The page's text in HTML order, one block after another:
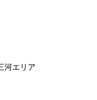
河エリア